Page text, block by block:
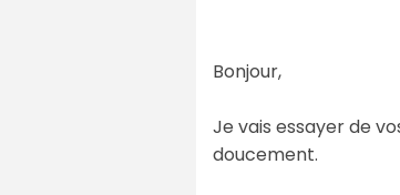
Bonjour,
Je vais essayer de
doucement.